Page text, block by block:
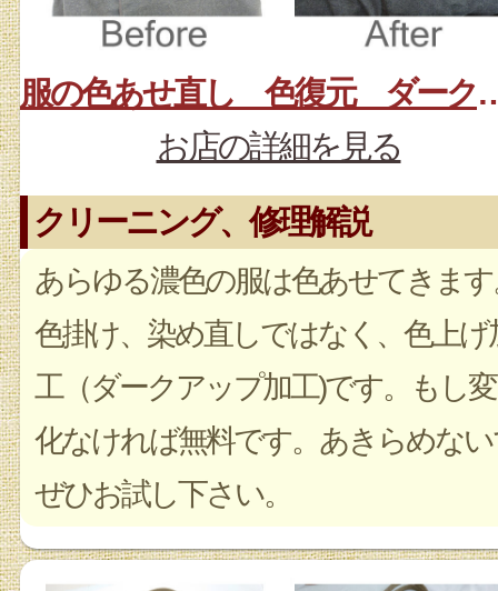
服の色あせ直
お店の詳細を見る
クリーニング、修理解説
あらゆる濃色の服は色あせてきま
色掛け、染め直しではなく、色上げ
工（ダークアップ加工)です。もし変
化なければ無料です。あきらめな
ぜひお試し下さい。